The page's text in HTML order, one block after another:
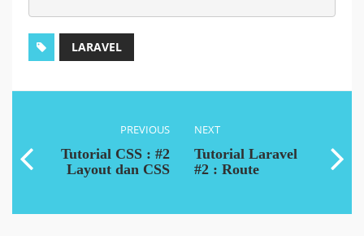
LARAVEL
PREVIOUS
Tutorial CSS : #2
Layout dan CSS
NEXT
Tutorial Laravel
#2 : Route